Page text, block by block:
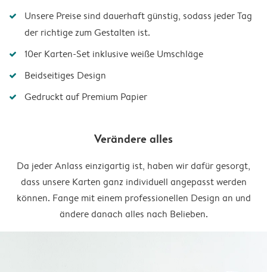
Unsere Preise sind dauerhaft günstig, sodass jeder Tag
der richtige zum Gestalten ist.
10er Karten-Set inklusive weiße Umschläge
Beidseitiges Design
Gedruckt auf Premium Papier
Verändere alles
Da jeder Anlass einzigartig ist, haben wir dafür gesorgt,
dass unsere Karten ganz individuell angepasst werden
können. Fange mit einem professionellen Design an und
ändere danach alles nach Belieben.